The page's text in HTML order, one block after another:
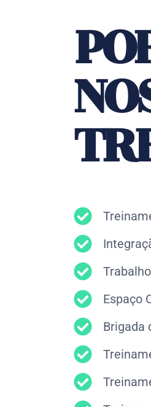
Espaço
Brigada